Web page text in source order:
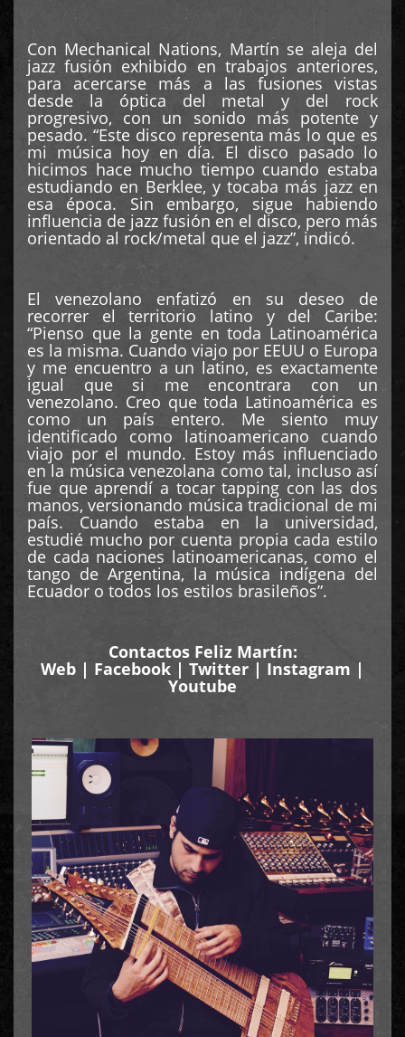
Con Mechanical Nations, Martín se aleja del
jazz fusión exhibido en trabajos anteriores,
para acercarse más a las fusiones vistas
desde la óptica del metal y del rock
progresivo, con un sonido más potente y
pesado. “Este disco representa más lo que es
mi música hoy en día. El disco pasado lo
hicimos hace mucho tiempo cuando estaba
estudiando en Berklee, y tocaba más jazz en
esa época. Sin embargo, sigue habiendo
influencia de jazz fusión en el disco, pero más
orientado al rock/metal que el jazz”, indicó.
El venezolano enfatizó en su deseo de
recorrer el territorio latino y del Caribe:
“Pienso que la gente en toda Latinoamérica
es la misma. Cuando viajo por EEUU o Europa
y me encuentro a un latino, es exactamente
igual que si me encontrara con un
venezolano. Creo que toda Latinoamérica es
como un país entero. Me siento muy
identificado como latinoamericano cuando
viajo por el mundo. Estoy más influenciado
en la música venezolana como tal, incluso así
fue que aprendí a tocar tapping con las dos
manos, versionando música tradicional de mi
país. Cuando estaba en la universidad,
estudié mucho por cuenta propia cada estilo
de cada naciones latinoamericanas, como el
tango de Argentina, la música indígena del
Ecuador o todos los estilos brasileños”.
Contactos Feliz Martín:
Web | Facebook | Twitter | Instagram |
Youtube